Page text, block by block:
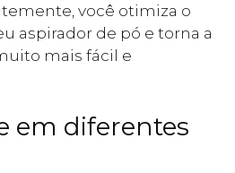
você otimiza o
aspirador de pó e torna a
mais fácil e
em diferentes